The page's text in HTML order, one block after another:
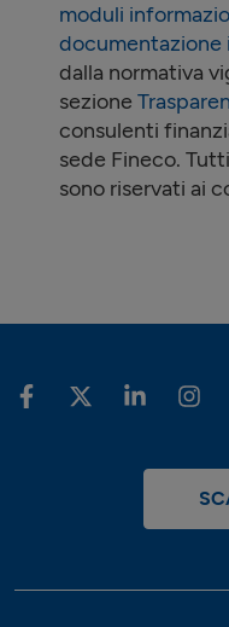
moduli
documentazione
dalla normativa
sezione
consulenti
sede Fineco.
sono riservati ai